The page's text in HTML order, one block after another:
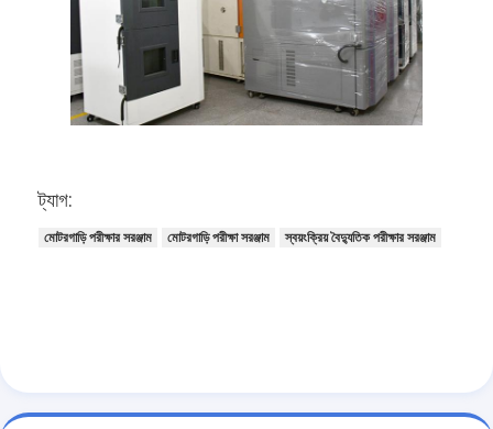
বাড়ি
ট্যাগ:
মোটরগাড়ি পরীক্ষার সরঞ্জাম মোটরগাড়ি পরীক্ষা সরঞ্জাম স্বয়ংক্রিয় বৈদ্যুতিক পরীক্ষার সরঞ্জাম